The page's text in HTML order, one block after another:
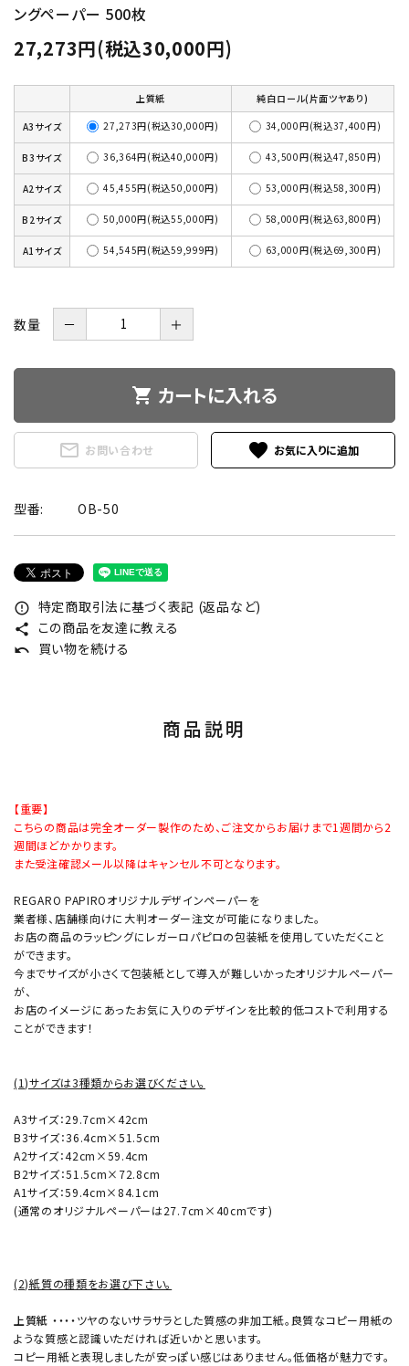
ングペーパー 500枚
27,273円(税込30,000円)
上質紙 純白ロール(片面ツヤあり)
A3サイズ 27,273円(税込30,000円) 34,000円(税込37,400円)
B3サイズ 36,364円(税込40,000円) 43,500円(税込47,850円)
A2サイズ 45,455円(税込50,000円) 53,000円(税込58,300円)
B2サイズ 50,000円(税込55,000円) 58,000円(税込63,800円)
A1サイズ 54,545円(税込59,999円) 63,000円(税込69,300円)
数量 － ＋
shopping_cart カートに入れる
mail_outline お問い合わせ favorite
型番: OB-50
error_outline 特定商取引法に基づく表記 (返品など)
share この商品を友達に教える
undo 買い物を続ける
商品説明
【重要】
こちらの商品は完全オーダー製作のため、ご注文からお届けまで1週間から2
週間ほどかかります。
また受注確認メール以降はキャンセル不可となります。
REGARO PAPIROオリジナルデザインペーパーを
業者様、店舗様向けに大判オーダー注文が可能になりました。
お店の商品のラッピングにレガーロパピロの包装紙を使用していただくこと
ができます。
今までサイズが小さくて包装紙として導入が難しいかったオリジナルペーパー
が、
お店のイメージにあったお気に入りのデザインを比較的低コストで利用する
ことができます！
(1)サイズは3種類からお選びください。
A3サイズ：29.7cm×42cm
B3サイズ：36.4cm×51.5cm
A2サイズ：42cm×59.4cm
B2サイズ：51.5cm×72.8cm
A1サイズ：59.4cm×84.1cm
(通常のオリジナルペーパーは27.7cm×40cmです)
(2)紙質の種類をお選び下さい。
上質紙 ・・・・ツヤのないサラサラとした質感の非加工紙。良質なコピー用紙の
ような質感と認識いただければ近いかと思います。
コピー用紙と表現しましたが安っぽい感じはありません。低価格が魅力です。